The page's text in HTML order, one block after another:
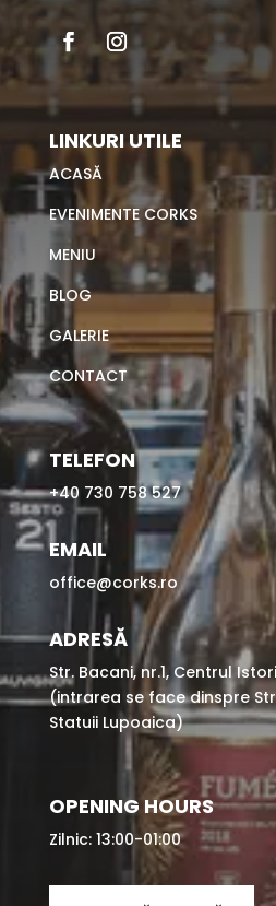
LINKURI UTILE
ACASĂ
EVENIMENTE CORKS
MENIU
BLOG
GALERIE
CONTACT
TELEFON
+40 730 758 527
EMAIL
office@corks.ro
ADRESĂ
Str. Bacani, nr.1, Centrul
(intrarea se face dinspre
Statuii Lupoaica)
OPENING HOURS
Zilnic: 13:00-01:00